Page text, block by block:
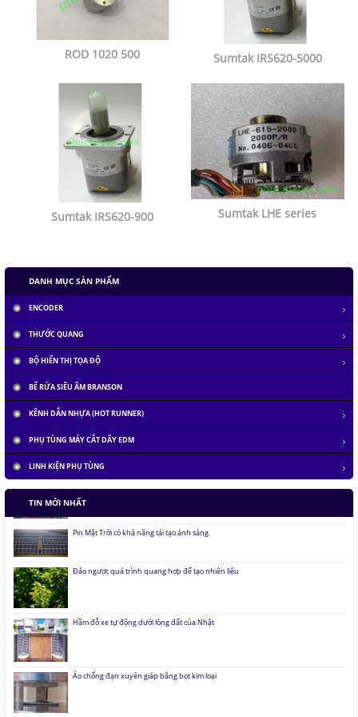
ROD 1020 500 Sumtak IRS620-5000
Sumtak IRS620-900 Sumtak LHE series
DANH MỤC SẢN PHẨM
ENCODER
THƯỚC QUANG
BỘ HIỂN THỊ TỌA ĐỘ
BỂ RỬA SIÊU ÂM BRANSON
KÊNH DẪN NHỰA (HOT RUNNER)
PHỤ TÙNG MÁY CẮT DÂY EDM
LINH KIỆN PHỤ TÙNG
TIN MỚI NHẤT
Tàu siêu tốc chạy liên thành phố tốc độ 1.000 km/h
Đại học Lạc Hồng vô địch cuộc thi Robocon 2019